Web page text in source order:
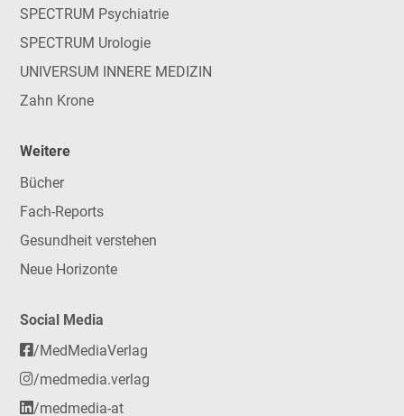
SPECTRUM Psychiatrie
SPECTRUM Urologie
UNIVERSUM INNERE MEDIZIN
Zahn Krone
Weitere
Bücher
Fach-Reports
Gesundheit verstehen
Neue Horizonte
Social Media
/MedMediaVerlag
/medmedia.verlag
/medmedia-at